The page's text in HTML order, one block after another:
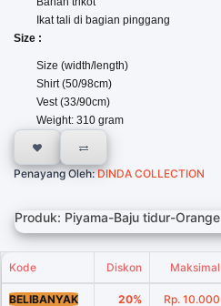
Ikat tali di bagian pinggang
Size :
Size (width/length)
Shirt (50/98cm)
Vest (33/90cm)
Weight: 310 gram
Penayang Oleh:DINDA COLLECTION
Produk: Piyama-Baju tidur-Orange
Kode Diskon Maksimal
BELIBANYAK 20% Rp. 10.000